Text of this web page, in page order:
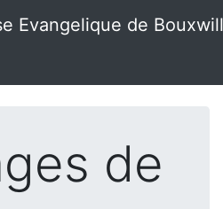
Evangelique de
de